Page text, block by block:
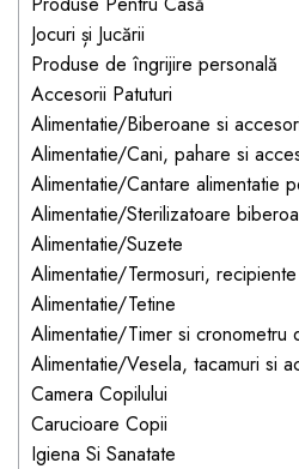
Produse de protecție
mobilier industrial
Bandă avertizare
Cărucioare copii
Accesorii Cărucioare
Set protecții copii
Scaune auto copii
Siguranță auto copii
Tapet protector perete
camera copiilor
Incălzitoare biberoane
copii
Termosuri, recipiente
mâncare pentru copii
Suzete bebe
Jocuri de familie sau grup
Masinute, avioane,
motociclete
Jocuri de pictura si desen
Jucarii muzicale
Jucării educative copii
Biciclete și Triciclete
Jocuri și Jucării
Produse de îngrijire personală
Accesorii Patuturi
Alimentatie/Biberoane si
Alimentatie/Cani, pahare si
Alimentatie/Cantare alimentatie
Alimentatie/Sterilizatoare
Alimentatie/Suzete
Alimentatie/Termosuri,
Alimentatie/Tetine
Alimentatie/Timer si cronometru
Alimentatie/Vesela, tacamuri si
Camera Copilului
Carucioare Copii
Igiena Si Sanatate